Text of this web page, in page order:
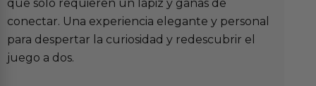
que solo requieren un lápiz y ganas de
conectar. Una experiencia elegante y personal
para despertar la curiosidad y redescubrir el
juego a dos.